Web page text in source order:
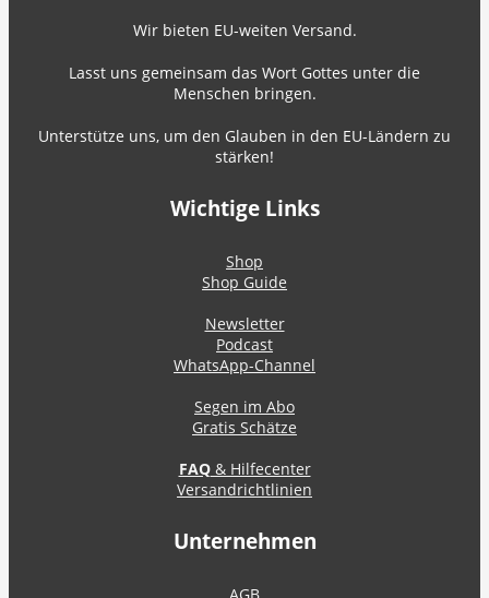
Wir bieten EU-weiten Versand.
Lasst uns gemeinsam das Wort Gottes unter die
Menschen bringen.
Unterstütze uns, um den Glauben in den EU-Ländern zu
stärken!
Wichtige Links
Shop
Shop Guide
Newsletter
Podcast
WhatsApp-Channel
Segen im Abo
Gratis Schätze
FAQ& Hilfecenter
Versandrichtlinien
Unternehmen